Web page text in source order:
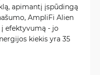
apimantį įspūdingą
AmpliFi Alien
efektyvumą - jo
kiekis yra 35